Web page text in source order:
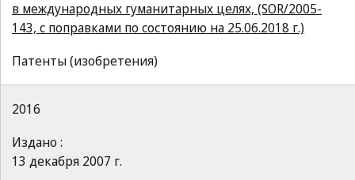
в международных гуманитарных целях, (SOR/2005-
143, с поправками по состоянию на 25.06.2018 г.)
Патенты (изобретения)
2016
Издано :
13 декабря 2007 г.